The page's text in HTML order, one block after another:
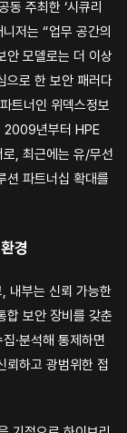
주최한 ‘시큐리
저는 “업무 공간의
안 모델로는 더 이상
으로 한 보안 패러다
트너인 위덱스정보
2009년부터 HPE
, 최근에는 유/무선
션 파트너십 확대를
경
, 내부는 신뢰 가능한
합 보안 장비를 갖춘
·분석해 통제하면
뢰하고 광범위한 접